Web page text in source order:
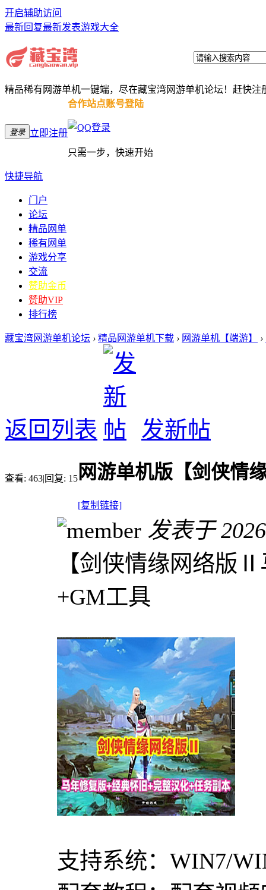
开启辅助访问
最新回复最新发表游戏大全
精品稀有网游单机一键端，尽在藏宝湾网游单机论坛！赶快注
登录 立即注册
合作站点账号登陆
只需一步，快速开始
快捷导航
门户
论坛
精品网单
稀有网单
游戏分享
交流
赞助金币
赞助VIP
排行榜
藏宝湾网游单机论坛 › 精品网游单机下载 › 网游单机【端游】 ›
返回列表 发新帖
查看: 463|回复: 15 网游单机版【剑侠情
[复制链接]
发表于
【剑侠情缘网络版
+GM工具
支持系统：WIN7/